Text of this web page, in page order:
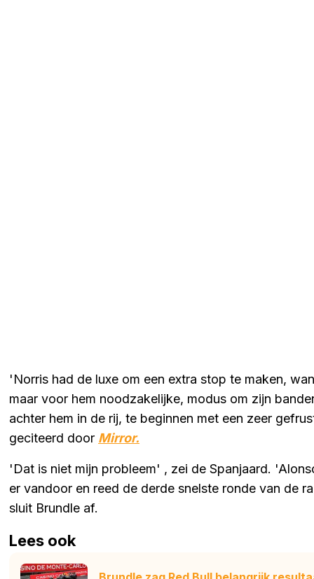
'Norris had de luxe om een extra stop te maken,
maar voor hem noodzakelijke, modus om zijn
achter hem in de rij, te beginnen met een zeer
geciteerd door Mirror.
'Dat is niet mijn probleem' , zei de Spanjaard.
er vandoor en reed de derde snelste ronde van de
sluit Brundle af.
Lees ook